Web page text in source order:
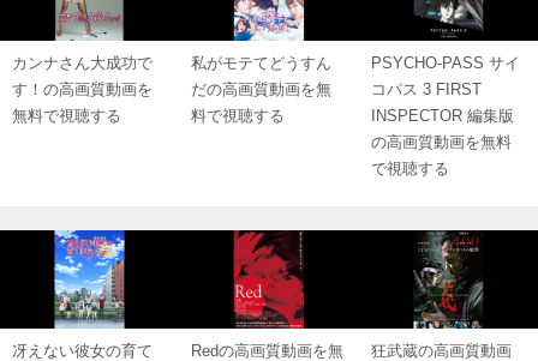
カンナさん大成功で
す！の高画質動画を
無料で視聴する
私がモテてどうすん
だの高画質動画を無
料で視聴する
PSYCHO-PASS サイ
コパス 3 FIRST
INSPECTOR 編集版
の高画質動画を無料
で視聴する
冴えない彼女の育て
Redの高画質動画を無
狂武蔵の高画質動画